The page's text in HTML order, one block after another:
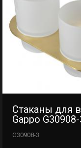
Стаканы для
Gappo
G30908-3